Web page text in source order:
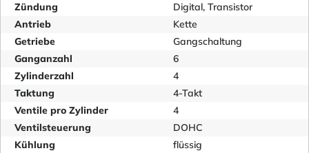
Zündung
Digital, Transistor
Antrieb
Kette
Getriebe
Gangschaltung
Ganganzahl
6
Zylinderzahl
4
Taktung
4-Takt
Ventile pro Zylinder
4
Ventilsteuerung
DOHC
Kühlung
flüssig